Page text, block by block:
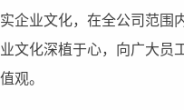
企业文化，在全公司范围
文化深植于心，向广大员
观。